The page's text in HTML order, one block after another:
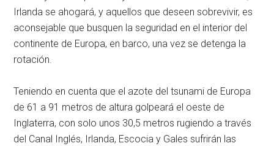
Irlanda se ahogará, y aquellos que deseen sobrevivir, es
aconsejable que busquen la seguridad en el interior del
continente de Europa, en barco, una vez se detenga la
rotación.
Teniendo en cuenta que el azote del tsunami de Europa
de 61 a 91 metros de altura golpeará el oeste de
Inglaterra, con solo unos 30,5 metros rugiendo a través
del Canal Inglés, Irlanda, Escocia y Gales sufrirán las